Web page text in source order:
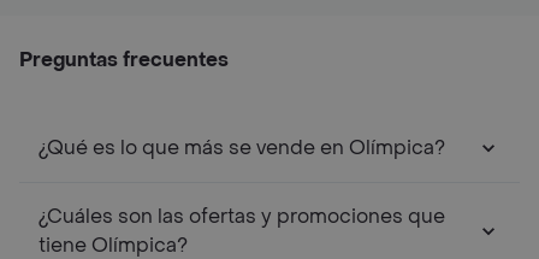
Preguntas frecuentes
¿Qué es lo que más se vende en Olímpica?
¿Cuáles son las ofertas y promociones que
tiene Olímpica?